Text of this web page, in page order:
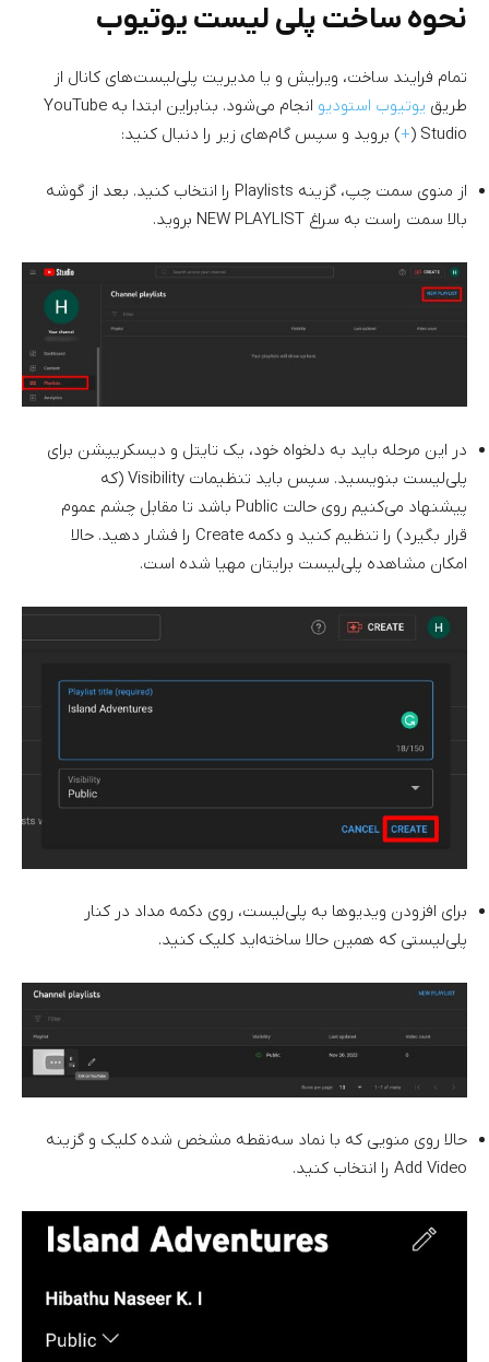
نحوه ساخت پلی لیست یوتیوب
تمام فرایند ساخت، ویرایش و یا مدیریت پلی‌لیست‌های کانال از
طریق یوتیوب استودیو
انجام می‌شود. بنابراین ابتدا به YouTube
Studio (
+) بروید و سپس گام‌های زیر را دنبال کنید:
از منوی سمت چپ، گزینه Playlists را انتخاب کنید. بعد از گوشه
بالا سمت راست به سراغ NEW PLAYLIST بروید.
در این مرحله باید به دلخواه خود، یک تایتل و دیسکریپشن برای
پلی‌لیست بنویسید. سپس باید تنظیمات Visibility (که
پیشنهاد می‌کنیم روی حالت Public باشد تا مقابل چشم عموم
قرار بگیرد) را تنظیم کنید و دکمه Create را فشار دهید. حالا
امکان مشاهده پلی‌لیست برایتان مهیا شده است.
برای افزودن ویدیوها به پلی‌لیست، روی دکمه مداد در کنار
پلی‌لیستی که همین حالا ساخته‌اید کلیک کنید.
حالا روی منویی که با نماد سه‌نقطه مشخص شده کلیک و گزینه
Add Video را انتخاب کنید.